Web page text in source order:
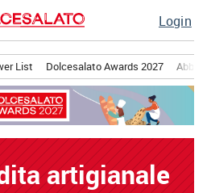
Login
List Dolcesalato Awards 2027
artigianale